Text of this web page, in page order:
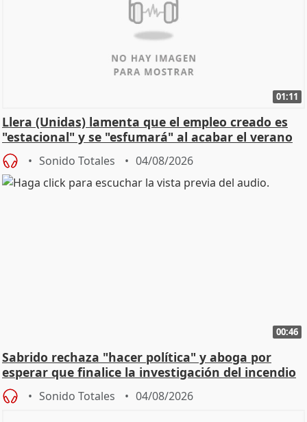
01:11
Llera (Unidas) lamenta que el empleo creado es
"estacional" y se "esfumará" al acabar el verano
Sonido Totales 04/08/2026
00:46
Sabrido rechaza "hacer política" y aboga por
esperar que finalice la investigación del incendio
Sonido Totales 04/08/2026